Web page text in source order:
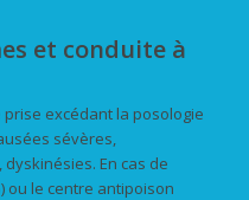
et conduite à
excédant la posologie
sévères,
En cas de
ou le centre antipoison